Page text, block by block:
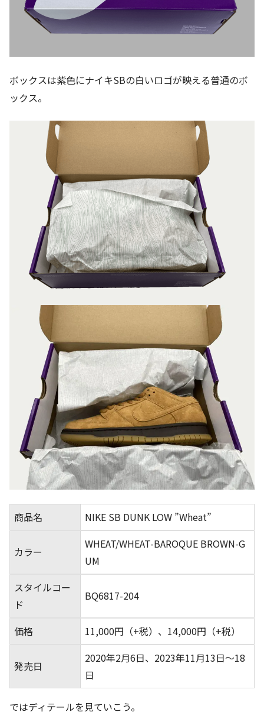
ボックスは紫色にナイキSBの白いロゴが映える普通のボ
ックス。
商品名 NIKE SB DUNK LOW ”Wheat”
カラー
WHEAT/WHEAT-BAROQUE BROWN-G
UM
スタイルコー
ド
BQ6817-204
価格 11,000円（+税）、14,000円（+税）
発売日
2020年2月6日、2023年11月13日～18
日
ではディテールを見ていこう。